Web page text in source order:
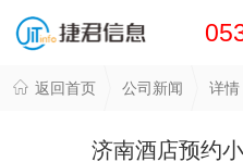
返回首页 公司新闻 详情
济南酒店预约